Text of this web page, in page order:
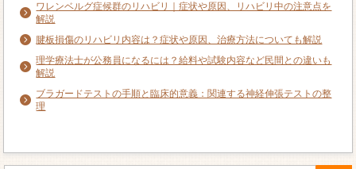
ワレンベルグ症候群のリハビリ｜症状や原因、リハビリ中の注意点を
解説
腱板損傷のリハビリ内容は？症状や原因、治療方法についても解説
理学療法士が公務員になるには？給料や試験内容など民間との違いも
解説
ブラガードテストの手順と臨床的意義：関連する神経伸張テストの整
理